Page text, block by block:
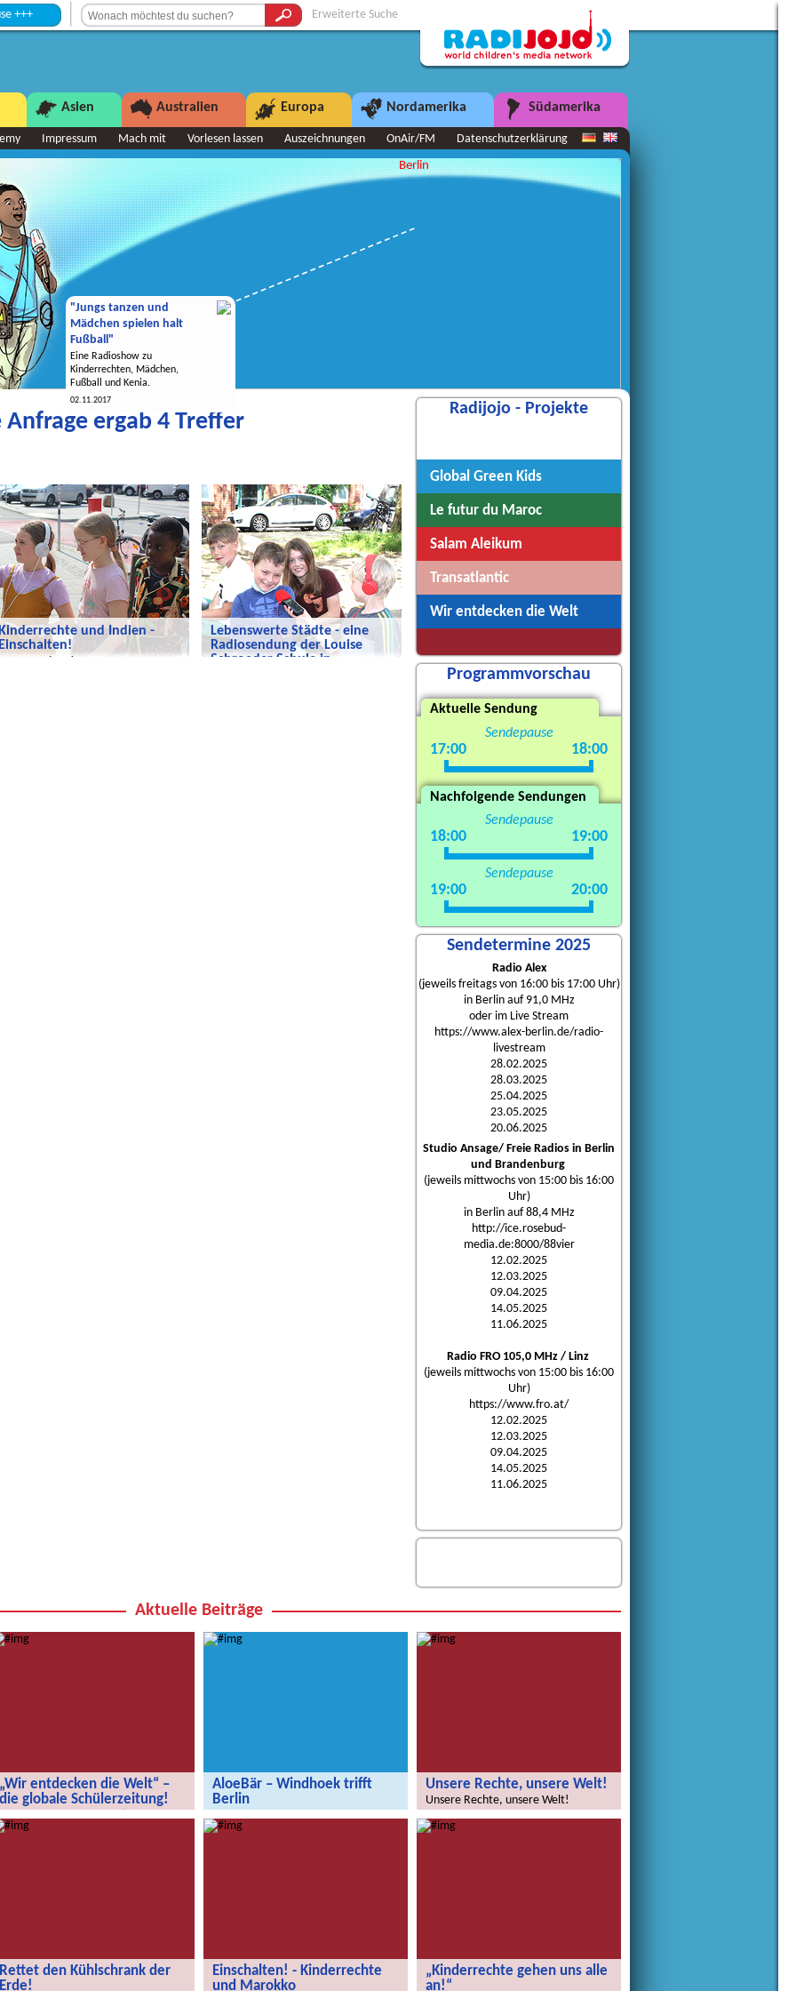
Erweiterte Suche
Asien Australien Europa Nordamerika Südamerika
Impressum Mach mit Vorlesen lassen Auszeichnungen OnAir/FM Datenschutzerklärung
"Jungs tanzen und
Mädchen spielen halt
Fußball"
Eine Radioshow zu
Kinderrechten, Mädchen,
Fußball und Kenia.
02.11.2017
Berlin
Anfrage ergab 4 Treffer
Kinderrechte und Indien -
Einschalten!
Lebenswerte Städte - eine
Radiosendung der Louise
Schroeder Schule in
Radijojo - Projekte
Global Green Kids
Le futur du Maroc
Salam Aleikum
Transatlantic
Wir entdecken die Welt
Programmvorschau
Aktuelle Sendung
Sendepause
17:00 18:00
Nachfolgende Sendungen
Sendepause
18:00 19:00
Sendepause
19:00 20:00
Sendetermine 2025
Radio Alex
(jeweils freitags von 16:00 bis 17:00 Uhr)
in Berlin auf 91,0 MHz
oder im Live Stream
https://www.alex-berlin.de/radio-
livestream
28.02.2025
28.03.2025
25.04.2025
23.05.2025
20.06.2025
Studio Ansage/ Freie Radios in Berlin
und Brandenburg
(jeweils mittwochs von 15:00 bis 16:00
Uhr)
in Berlin auf 88,4 MHz
http://ice.rosebud-
media.de:8000/88vier
12.02.2025
12.03.2025
09.04.2025
14.05.2025
11.06.2025
Radio FRO 105,0 MHz / Linz
(jeweils mittwochs von 15:00 bis 16:00
Uhr)
https://www.fro.at/
12.02.2025
12.03.2025
09.04.2025
14.05.2025
11.06.2025
Aktuelle Beiträge
„Wir entdecken die Welt“ –
die globale Schülerzeitung!
„Wir entdecken die Welt“ – die
globale Schülerzeitung!
AloeBär – Windhoek trifft
Berlin
AloeBär – Windhoek trifft Berlin
Unsere Rechte, unsere Welt!
Unsere Rechte, unsere Welt!
Rettet den Kühlschrank der
Erde!
Einschalten! - Kinderrechte
und Marokko
„Kinderrechte gehen uns alle
an!“